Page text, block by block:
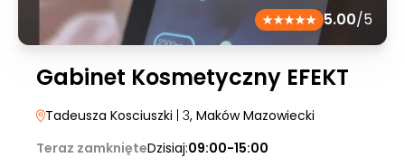
5.00/5
Gabinet Kosmetyczny EFEKT
Tadeusza Kosciuszki | 3, Maków Mazowiecki
Teraz zamknięteDzisiaj:09:00-15:00